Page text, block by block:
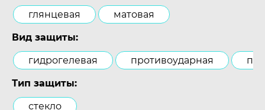
глянцевая матовая
Вид защиты:
гидрогелевая противоударная
Тип защиты:
стекло